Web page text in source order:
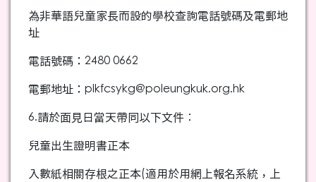
為非華語兒童家長而設的學校查詢電話號碼及電郵地
址
電話號碼：2480 0662
電郵地址： plkfcsykg@poleungkuk.org.hk
6.請於面見日當天帶同以下文件︰
兒童出生證明書正本
入數紙相關存根之正本(適用於用網上報名系統，上